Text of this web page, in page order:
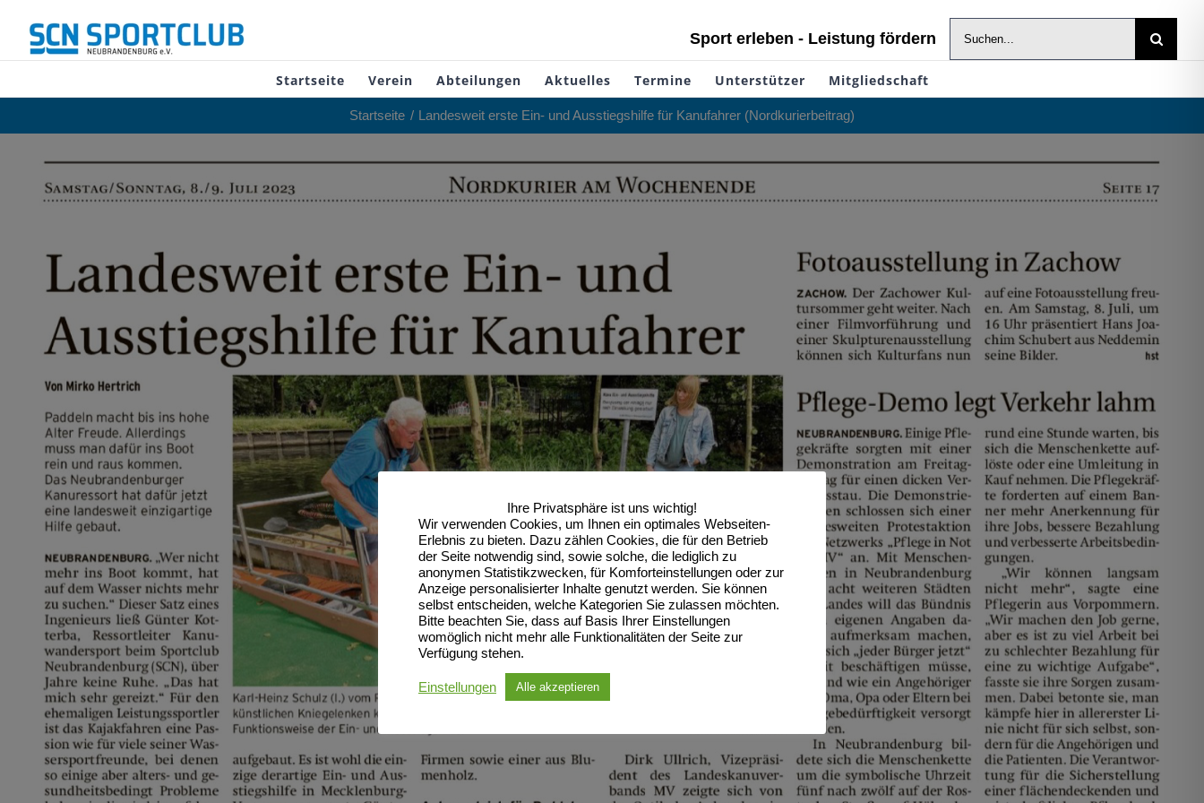
Inhalt
Sport erleben - Leistung fördern
Suche
nach:
Startseite Verein Abteilungen Aktuelles Termine Unterstützer Mitgliedschaft
Startseite Landesweit erste Ein- und Ausstiegshilfe für Kanufahrer (Nordkurierbeitrag)
Ihre Privatsphäre ist uns wichtig!
Wir verwenden Cookies, um Ihnen ein optimales Webseiten-
Erlebnis zu bieten. Dazu zählen Cookies, die für den Betrieb
der Seite notwendig sind, sowie solche, die lediglich zu
anonymen Statistikzwecken, für Komforteinstellungen oder zur
Anzeige personalisierter Inhalte genutzt werden. Sie können
selbst entscheiden, welche Kategorien Sie zulassen möchten.
Bitte beachten Sie, dass auf Basis Ihrer Einstellungen
womöglich nicht mehr alle Funktionalitäten der Seite zur
Verfügung stehen.
Einstellungen Alle akzeptieren